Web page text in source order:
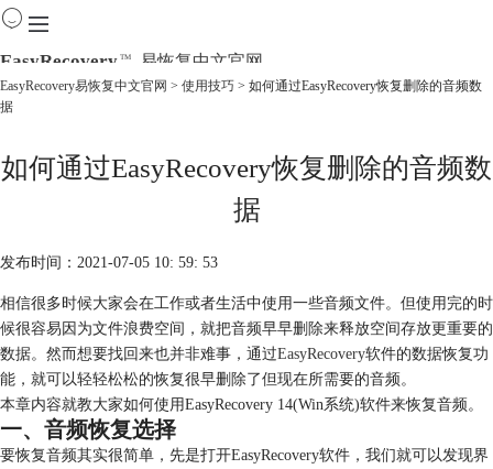
EasyRecovery TM 易恢复中文官网
下载
EasyRecovery易恢复中文官网 > 使用技巧 > 如何通过EasyRecovery恢复删除的音频数
据
如何通过EasyRecovery恢复删除的音频数
据
发布时间：2021-07-05 10: 59: 53
相信很多时候大家会在工作或者生活中使用一些音频文件。但使用完的时
候很容易因为文件浪费空间，就把音频早早删除来释放空间存放更重要的
数据。然而想要找回来也并非难事，通过EasyRecovery软件的数据恢复功
能，就可以轻轻松松的恢复很早删除了但现在所需要的音频。
本章内容就教大家如何使用EasyRecovery 14(Win系统)软件来恢复音频。
一、音频恢复选择
要恢复音频其实很简单，先是打开EasyRecovery软件，我们就可以发现界